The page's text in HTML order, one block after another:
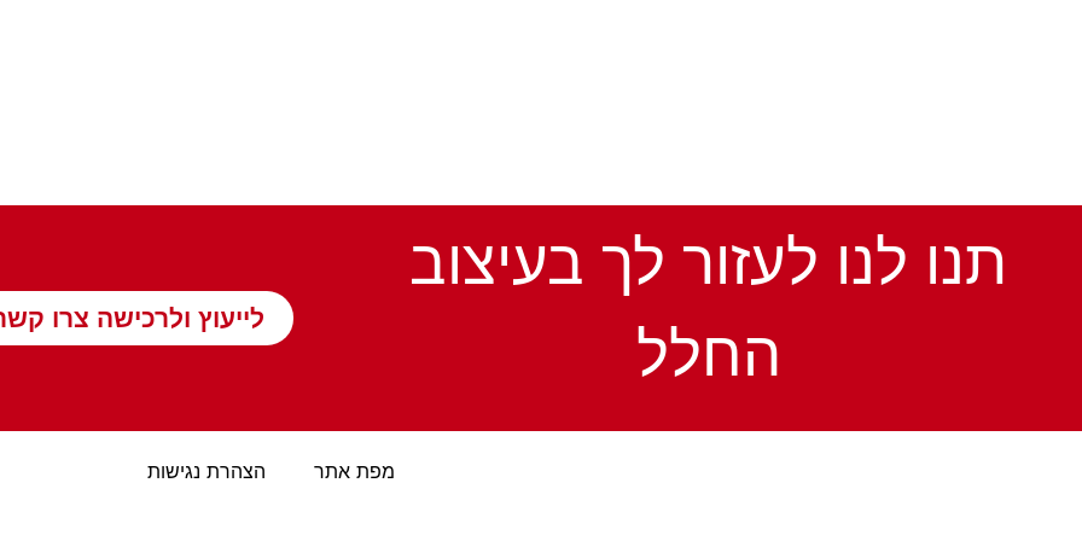
תנו לנו לעזור לך בעיצוב
החלל
לייעוץ ולרכישה צרו
מפת אתר הצהרת נגישות